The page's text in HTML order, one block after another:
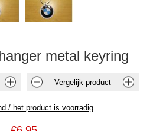
metal keyring